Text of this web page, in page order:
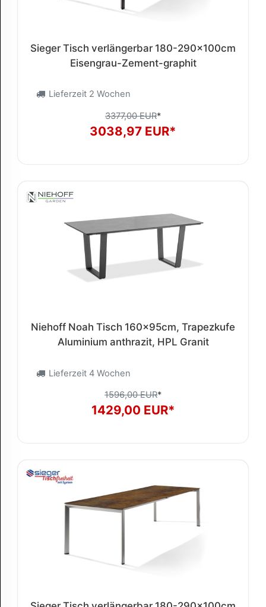
Sieger Tisch verlängerbar 180-290x100cm
Eisengrau-Zement-graphit
Lieferzeit 2 Wochen
3377,00 EUR*
3038,97 EUR*
Niehoff Noah Tisch 160x95cm, Trapezkufe
Aluminium anthrazit, HPL Granit
Lieferzeit 4 Wochen
1596,00 EUR*
1429,00 EUR*